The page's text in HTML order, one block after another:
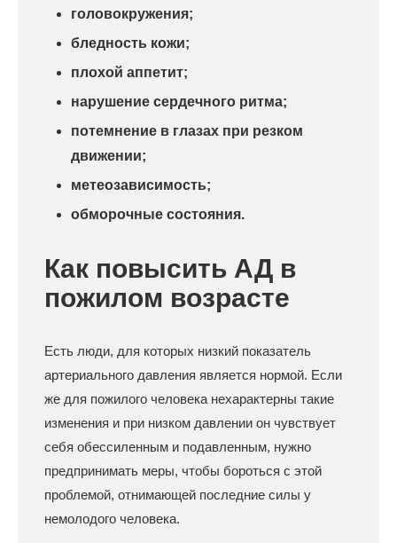
головокружения;
бледность кожи;
плохой аппетит;
нарушение сердечного ритма;
потемнение в глазах при резком
движении;
метеозависимость;
обморочные состояния.
Как повысить АД в
пожилом возрасте
Есть люди, для которых низкий показатель
артериального давления является нормой. Если
же для пожилого человека нехарактерны такие
изменения и при низком давлении он чувствует
себя обессиленным и подавленным, нужно
предпринимать меры, чтобы бороться с этой
проблемой, отнимающей последние силы у
немолодого человека.